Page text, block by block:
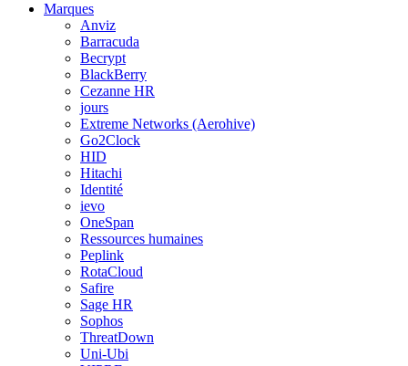
Marques
Anviz
Barracuda
Becrypt
BlackBerry
Cezanne HR
jours
Extreme Networks (Aerohive)
Go2Clock
HID
Hitachi
Identité
ievo
OneSpan
Ressources humaines
Peplink
RotaCloud
Safire
Sage HR
Sophos
ThreatDown
Uni-Ubi